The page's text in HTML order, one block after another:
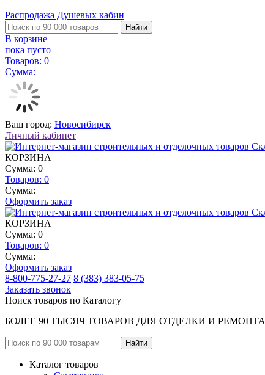
Распродажа Душевых кабин
Найти
В корзине
пока пусто
Товаров: 0
Сумма:
Ваш город: Новосибирск
Личный кабинет
КОРЗИНА
Сумма: 0
Товаров: 0
Сумма:
Оформить заказ
КОРЗИНА
Сумма: 0
Товаров: 0
Сумма:
Оформить заказ
8-800-775-27-27 8 (383) 383-05-75
Заказать звонок
Поиск товаров по Каталогу
БОЛЕЕ 90 ТЫСЯЧ ТОВАРОВ ДЛЯ ОТДЕЛКИ И РЕМОНТА
Каталог товаров